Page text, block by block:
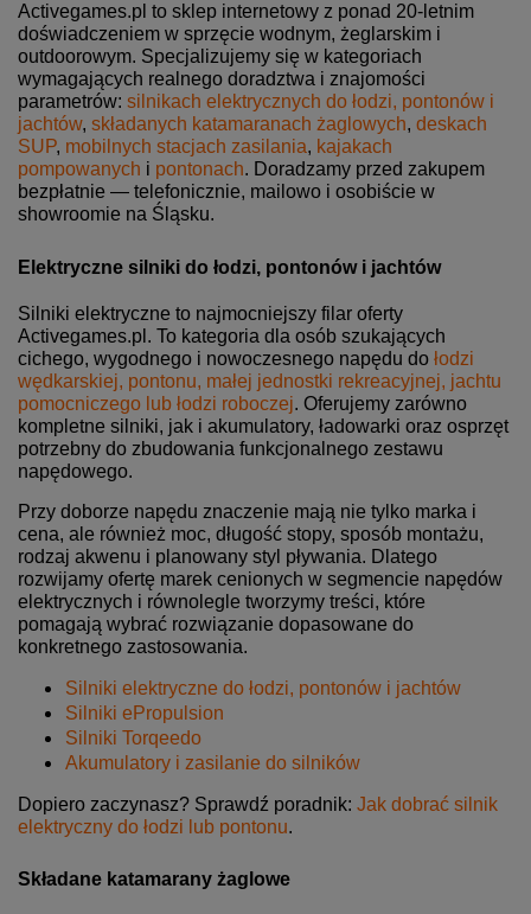
Activegames.pl to sklep internetowy z ponad 20-letnim
doświadczeniem w sprzęcie wodnym, żeglarskim i
outdoorowym. Specjalizujemy się w kategoriach
wymagających realnego doradztwa i znajomości
parametrów: silnikach elektrycznych do łodzi, pontonów i
jachtów, składanych katamaranach żaglowych, deskach
SUP, mobilnych stacjach zasilania, kajakach
pompowanych i pontonach. Doradzamy przed zakupem
bezpłatnie — telefonicznie, mailowo i osobiście w
showroomie na Śląsku.
Elektryczne silniki do łodzi, pontonów i jachtów
Silniki elektryczne to najmocniejszy filar oferty
Activegames.pl. To kategoria dla osób szukających
cichego, wygodnego i nowoczesnego napędu do łodzi
wędkarskiej, pontonu, małej jednostki rekreacyjnej, jachtu
pomocniczego lub łodzi roboczej. Oferujemy zarówno
kompletne silniki, jak i akumulatory, ładowarki oraz osprzęt
potrzebny do zbudowania funkcjonalnego zestawu
napędowego.
Przy doborze napędu znaczenie mają nie tylko marka i
cena, ale również moc, długość stopy, sposób montażu,
rodzaj akwenu i planowany styl pływania. Dlatego
rozwijamy ofertę marek cenionych w segmencie napędów
elektrycznych i równolegle tworzymy treści, które
pomagają wybrać rozwiązanie dopasowane do
konkretnego zastosowania.
Silniki elektryczne do łodzi, pontonów i jachtów
Silniki ePropulsion
Silniki Torqeedo
Akumulatory i zasilanie do silników
Dopiero zaczynasz? Sprawdź poradnik: Jak dobrać silnik
elektryczny do łodzi lub pontonu.
Składane katamarany żaglowe